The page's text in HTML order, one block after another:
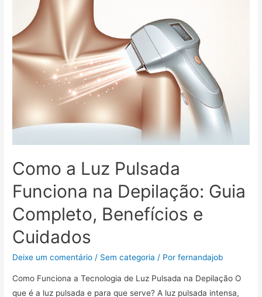
Como a Luz Pulsada
Funciona na Depilação: Guia
Completo, Benefícios e
Cuidados
Deixe um comentário / Sem categoria / Porfernandajob
Como Funciona a Tecnologia de Luz Pulsada na Depilação O
que é a luz pulsada e para que serve? A luz pulsada intensa,